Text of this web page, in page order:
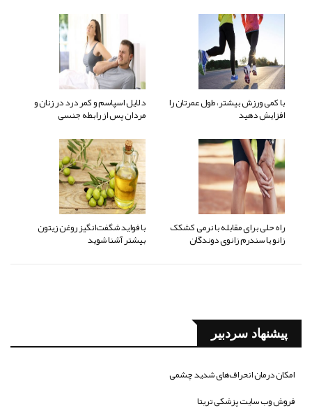
با کمی ورزش بیشتر، طول عمرتان را
افزایش دهید
دلایل اسپاسم و کمر درد در زنان و
مردان پس از رابطه جنسی
راه حلی برای مقابله با نرمی کشکک
زانو یا سندرم زانوی دوندگان
با فواید شگفت‌انگیز روغن زیتون
بیشتر آشنا شوید
پیشنهاد سردبیر
امکان درمان انحراف‌های شدید چشمی
فروش وب سایت پزشکی تریتا